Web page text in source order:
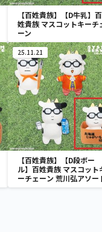
【百姓貴族】【D牛乳】百
姓貴族 マスコットキーチ
ーン
25.11.21
【百姓貴族】【D段ボー
ル】百姓貴族 マスコット
ーチェーン 荒川弘アソー